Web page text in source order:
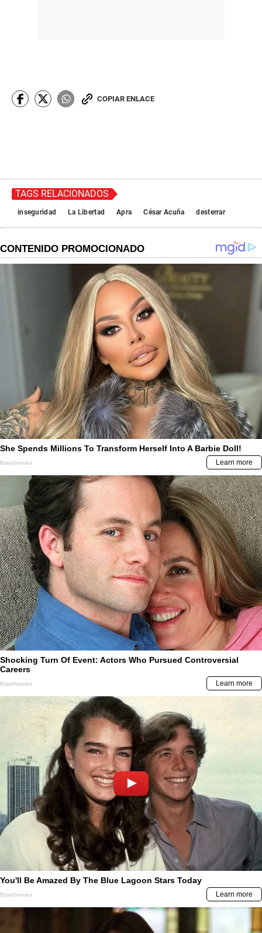
COPIAR ENLACE
TAGS RELACIONADOS
inseguridad La Libertad Apra César Acuña desterrar